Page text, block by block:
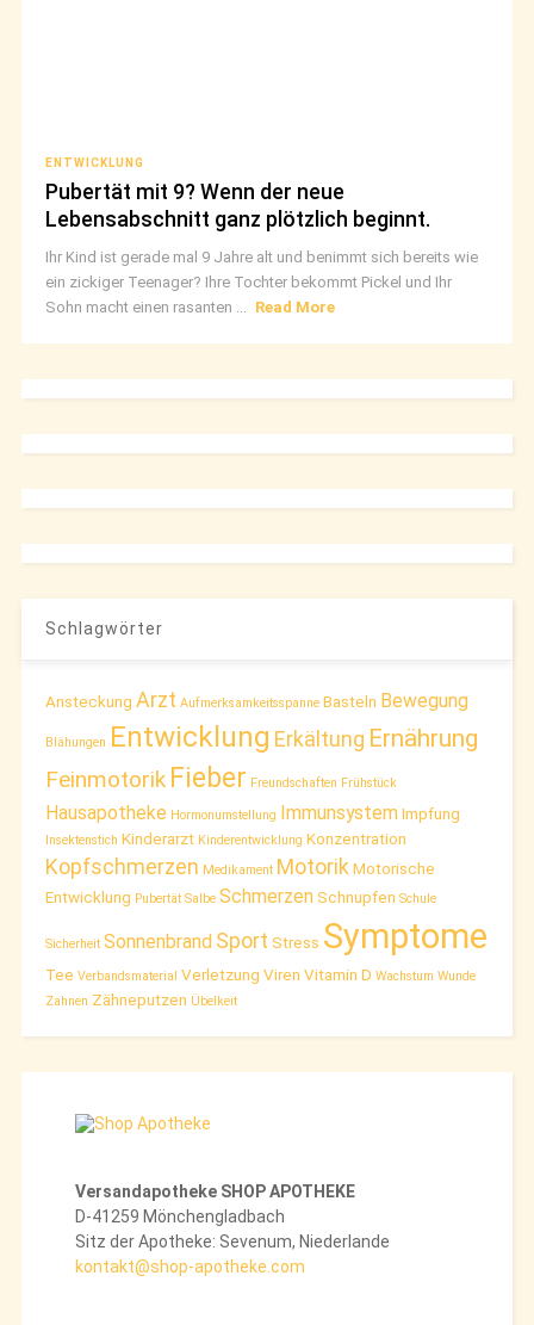
ENTWICKLUNG
Pubertät mit 9? Wenn der neue
Lebensabschnitt ganz plötzlich beginnt.
Ihr Kind ist gerade mal 9 Jahre alt und benimmt sich bereits wie
ein zickiger Teenager? Ihre Tochter bekommt Pickel und Ihr
Sohn macht einen rasanten ...
Read More
Schlagwörter
Ansteckung Arzt Aufmerksamkeitsspanne Basteln Bewegung
Blähungen Entwicklung Erkältung Ernährung
Feinmotorik Fieber Freundschaften Frühstück
Hausapotheke Hormonumstellung Immunsystem Impfung
Insektenstich Kinderarzt Kinderentwicklung Konzentration
Kopfschmerzen Medikament Motorik Motorische
Entwicklung Pubertät Salbe Schmerzen Schnupfen Schule
Sicherheit Sonnenbrand Sport Stress Symptome
Tee Verbandsmaterial Verletzung Viren Vitamin D Wachstum Wunde
Zahnen Zähneputzen Übelkeit
Versandapotheke SHOP APOTHEKE
D-41259 Mönchengladbach
Sitz der Apotheke: Sevenum, Niederlande
kontakt@shop-apotheke.com